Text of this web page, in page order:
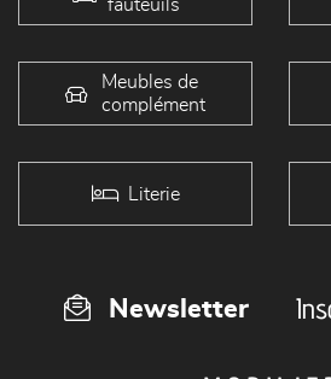
fauteuils
Meubles de
complément
Literie
Newsletter